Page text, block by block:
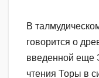
В
говорится о
введенной еще
чтения Торы в